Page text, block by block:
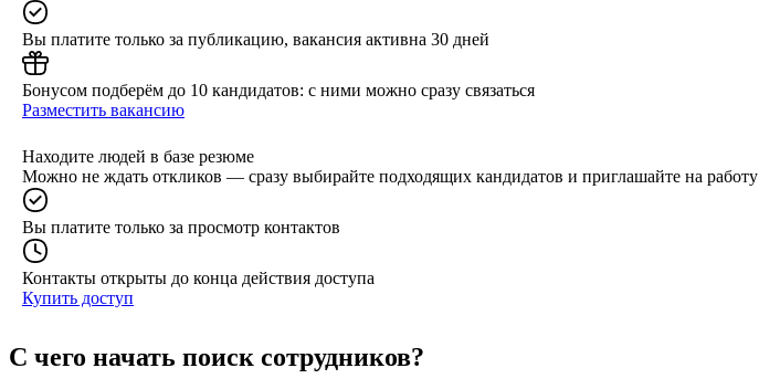
Вы платите только за публикацию, вакансия активна 30 дней
Бонусом подберём до 10 кандидатов: с ними можно сразу связаться
Разместить вакансию
Находите людей в базе резюме
Можно не ждать откликов — сразу выбирайте подходящих кандидатов и приглашайте на работу
Вы платите только за просмотр контактов
Контакты открыты до конца действия доступа
Купить доступ
С чего начать поиск сотрудников?